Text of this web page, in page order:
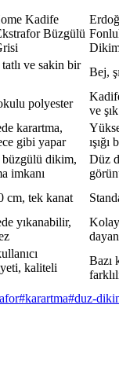
Kadife
Büzgülü
ve sakin bir
Bej,
polyester
ve şık
karartma,
gibi yapar
dikim,
imkanı
Düz
cm, tek kanat
yıkanabilir,
kaliteli
Bazı
#karartma#duz-